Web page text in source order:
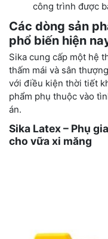
công trình được
Các dòng sản
phổ biến hiện
Sika cung cấp một hệ
thấm mái và sân
với điều kiện thời tiết
phẩm phụ thuộc vào
án.
Sika Latex – Phụ
cho vữa xi măng